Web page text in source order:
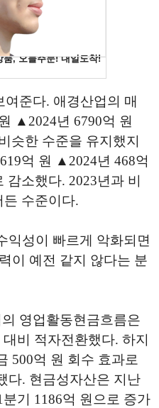
준다. 애경산업의 매
▲2024년 6790억 원
슷한 수준을 유지했지
억 원 ▲2024년 468억
소했다. 2023년과 비
든 수준이다.
익성이 빠르게 악화되면
이 예전 같지 않다는 분
영업활동현금흐름은
비 적자전환했다. 하지
500억 원 회수 효과로
다. 현금성자산은 지난
기 1186억 원으로 증가